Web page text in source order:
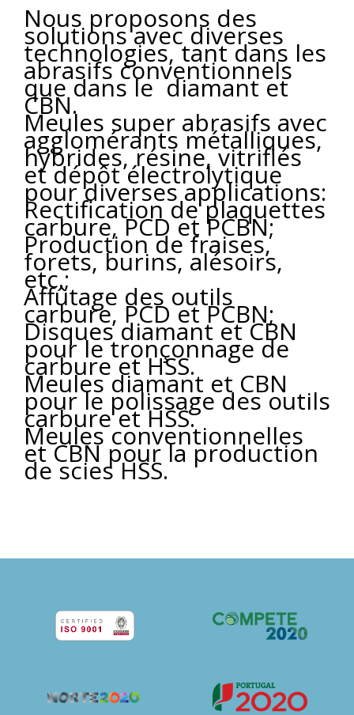
Nous proposons des
solutions avec diverses
technologies, tant dans les
abrasifs conventionnels
que dans le diamant et
CBN.
Meules super abrasifs avec
agglomérants métalliques,
hybrides, résine, vitrifiés
et dépôt électrolytique
pour diverses applications:
Rectification de plaquettes
carbure, PCD et PCBN;
Production de fraises,
forets, burins, alésoirs,
etc.;
Affûtage des outils
carbure, PCD et PCBN;
Disques diamant et CBN
pour le tronçonnage de
carbure et HSS.
Meules diamant et CBN
pour le polissage des outils
carbure et HSS.
Meules conventionnelles
et CBN pour la production
de scies HSS.